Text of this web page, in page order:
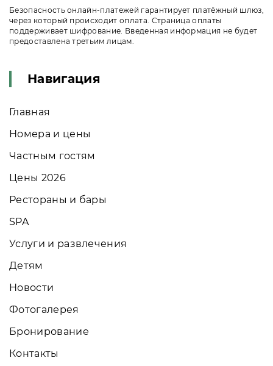
Безопасность онлайн-платежей гарантирует платёжный шлюз,
через который происходит оплата. Страница оплаты
поддерживает шифрование. Введенная информация не будет
предоставлена третьим лицам.
Навигация
Главная
Номера и цены
Частным гостям
Цены 2026
Рестораны и бары
SPA
Услуги и развлечения
Детям
Новости
Фотогалерея
Бронирование
Контакты